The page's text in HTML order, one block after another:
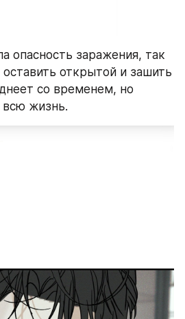
опасность заражения, так
открытой и зашить
со временем, но
всю жизнь.